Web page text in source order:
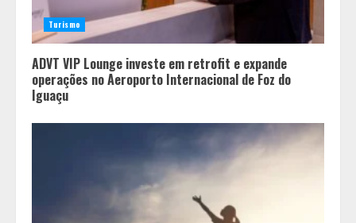
Turismo
ADVT VIP Lounge investe em retrofit e expande
operações no Aeroporto Internacional de Foz do
Iguaçu